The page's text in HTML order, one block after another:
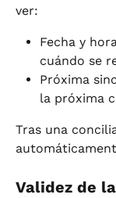
ver:
Fecha y
cuándo se
Próxima
la próxima
Tras una
Validez de